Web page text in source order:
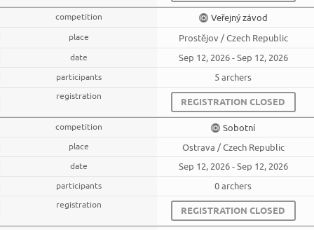
Veřejný závod
Prostějov / Czech Republic
Sep 12, 2026 - Sep 12, 2026
5 archers
REGISTRATION CLOSED
Sobotní
Ostrava / Czech Republic
Sep 12, 2026 - Sep 12, 2026
0 archers
REGISTRATION CLOSED